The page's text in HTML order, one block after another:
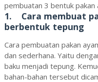
pembuatan 3 bentuk
1. Cara membuat
berbentuk tepung
Cara pembuatan pakan
dan sederhana. Yaitu
baku menjadi tepung.
bahan-bahan tersebut